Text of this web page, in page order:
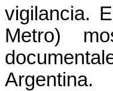
vigilancia.
Metro)
Argentina.